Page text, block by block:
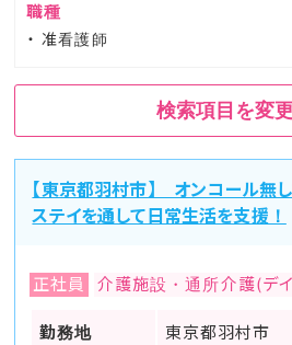
職種
准看護師
検索項目を変
【東京都羽村市】 オンコール無
ステイを通して日常生活を支援！
正社員 介護施設・通所介護(デ
勤務地 東京都羽村市